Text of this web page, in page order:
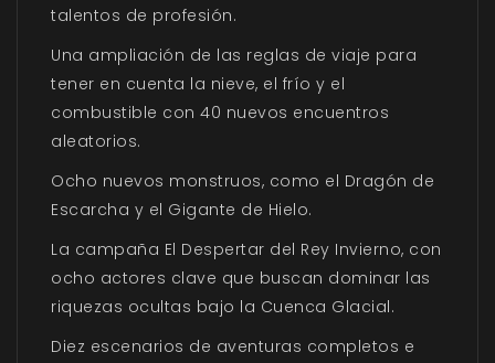
talentos de profesión.
Una ampliación de las reglas de viaje para
tener en cuenta la nieve, el frío y el
combustible con 40 nuevos encuentros
aleatorios.
Ocho nuevos monstruos, como el Dragón de
Escarcha y el Gigante de Hielo.
La campaña El Despertar del Rey Invierno, con
ocho actores clave que buscan dominar las
riquezas ocultas bajo la Cuenca Glacial.
Diez escenarios de aventuras completos e